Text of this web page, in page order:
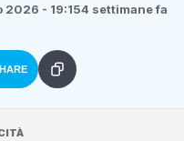
2026 - 19:154 settimane fa